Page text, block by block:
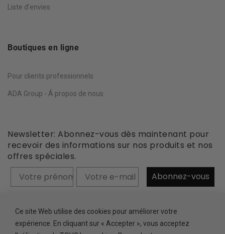
Liste d’envies
Boutiques en ligne
Pour clients professionnels
ADA Group - Á propos de nous
Newsletter: Abonnez-vous dès maintenant pour
recevoir des informations sur nos produits et nos
offres spéciales.
Prénom
Abonnez-vous
Ce site Web utilise des cookies pour améliorer votre
expérience. En cliquant sur « Accepter », vous acceptez